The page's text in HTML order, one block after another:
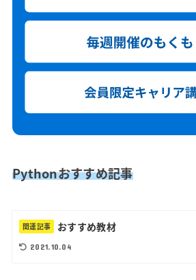
Pythonおすすめ記事
関連記事 おすすめ教材
2021.10.04